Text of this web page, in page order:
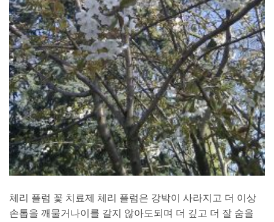
체리 플럼 꽃 치료제 체리 플럼은 강박이 사라지고 더 이상
손톱을 깨물거나이를 갈지 않아도되며 더 깊고 더 잘 숨을